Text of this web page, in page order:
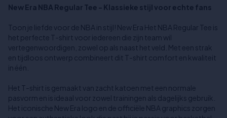
New Era NBA Regular Tee - Klassieke stijl voor echte fans
Toon je liefde voor de NBA in stijl! New Era Het NBA Regular Tee is
het perfecte T-shirt voor iedereen die zijn team wil
vertegenwoordigen, zowel op als naast het veld. Met een strak
en tijdloos ontwerp combineert dit T-shirt comfort en kwaliteit
in één.
Het T-shirt is gemaakt van zacht katoen met een normale
pasvorm en is ideaal voor zowel trainingen als dagelijks gebruik.
Het iconische New Era logo en de officiële NBA graphics zorgen